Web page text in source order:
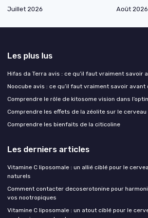
Juillet 2026
Août 2026
Les plus lus
Hifas da Terra avis : ce qu’il faut vraiment savoir
Noocube avis : ce qu’il faut vraiment savoir avant
Comprendre le rôle de kitosome vision dans
Comprendre les effets de la zéolite sur le cerveau
Comprendre les bienfaits de la citicoline
Les derniers articles
Vitamine C liposomale : un allié ciblé pour le
naturels
Comment contacter decoserotonine pour
vos nootropiques
Vitamine C liposomale : un atout ciblé pour le